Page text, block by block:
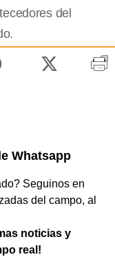
del
Whatsapp
Seguinos en
del campo, al
noticias y
real!